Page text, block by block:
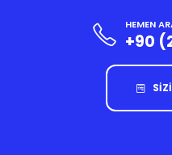
HEMEN
+90